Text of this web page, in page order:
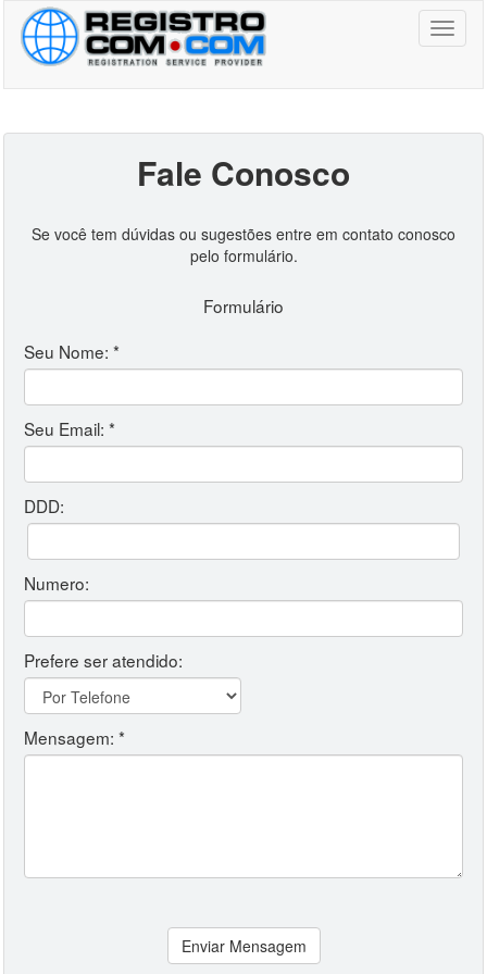
Toggle
Fale Conosco
Se você tem dúvidas ou sugestões entre em contato conosco
pelo formulário.
Formulário
Seu Nome: *
Seu Email: *
DDD:
Numero:
Prefere ser atendido:
Mensagem: *
Enviar Mensagem